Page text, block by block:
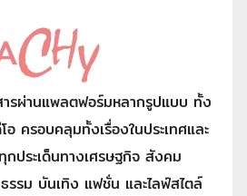
ารผ่านแพลตฟอร์มหลากรูปแบบ ทั้ง
ครอบคลุมทั้งเรื่องในประเทศและ
ประเด็นทางเศรษฐกิจ สังคม
รม บันเทิง แฟชั่น และไลฟ์สไตล์